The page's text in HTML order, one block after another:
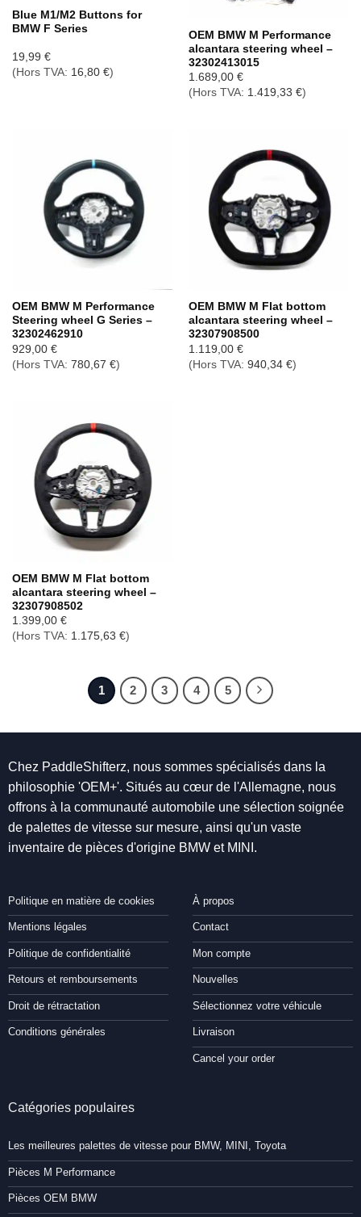
Blue M1/M2 Buttons for
BMW F Series
19,99 €
(Hors TVA: 16,80 €)
Rupture de stock
OEM BMW M Performance
alcantara steering wheel –
32302413015
1.689,00 €
(Hors TVA: 1.419,33 €)
OEM BMW M Performance
Steering wheel G Series –
32302462910
929,00 €
(Hors TVA: 780,67 €)
OEM BMW M Flat bottom
alcantara steering wheel –
32307908500
1.119,00 €
(Hors TVA: 940,34 €)
OEM BMW M Flat bottom
alcantara steering wheel –
32307908502
1.399,00 €
(Hors TVA: 1.175,63 €)
1 2 3 4 5
Chez PaddleShifterz, nous sommes spécialisés dans la
philosophie 'OEM+'. Situés au cœur de l'Allemagne, nous
offrons à la communauté automobile une sélection soignée
de palettes de vitesse sur mesure, ainsi qu'un vaste
inventaire de pièces d'origine BMW et MINI.
Politique en matière de cookies
Mentions légales
Politique de confidentialité
Retours et remboursements
Droit de rétractation
Conditions générales
À propos
Contact
Mon compte
Nouvelles
Sélectionnez votre véhicule
Livraison
Cancel your order
Catégories populaires
Les meilleures palettes de vitesse pour BMW, MINI, Toyota
Pièces M Performance
Pièces OEM BMW